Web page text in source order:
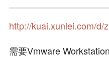
http://kuai.xunlei.com/d/
需要Vmware